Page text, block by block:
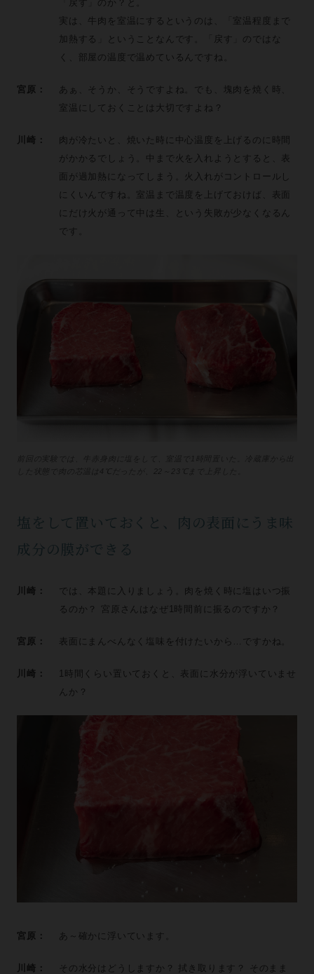
「戻す」のか？と。
実は、牛肉を室温にするというのは、「室温程度まで
加熱する」ということなんです。「戻す」のではな
く、部屋の温度で温めているんですね。
宮原：
あぁ、そうか、そうですよね。でも、塊肉を焼く時、
室温にしておくことは大切ですよね？
川崎：
肉が冷たいと、焼いた時に中心温度を上げるのに時間
がかかるでしょう。中まで火を入れようとすると、表
面が過加熱になってしまう。火入れがコントロールし
にくいんですね。室温まで温度を上げておけば、表面
にだけ火が通って中は生、という失敗が少なくなるん
です。
した状態で肉の芯温は4℃だったが、22～23℃まで上昇した。
塩をして置いておくと、肉の表面にうま味
成分の膜ができる
川崎：
では、本題に入りましょう。肉を焼く時に塩はいつ振
るのか？ 宮原さんはなぜ1時間前に振るのですか？
宮原： 表面にまんべんなく塩味を付けたいから…ですかね。
川崎：
1時間くらい置いておくと、表面に水分が浮いていませ
んか？
宮原： あ～確かに浮いています。
川崎：
その水分はどうしますか？ 拭き取ります？ そのまま